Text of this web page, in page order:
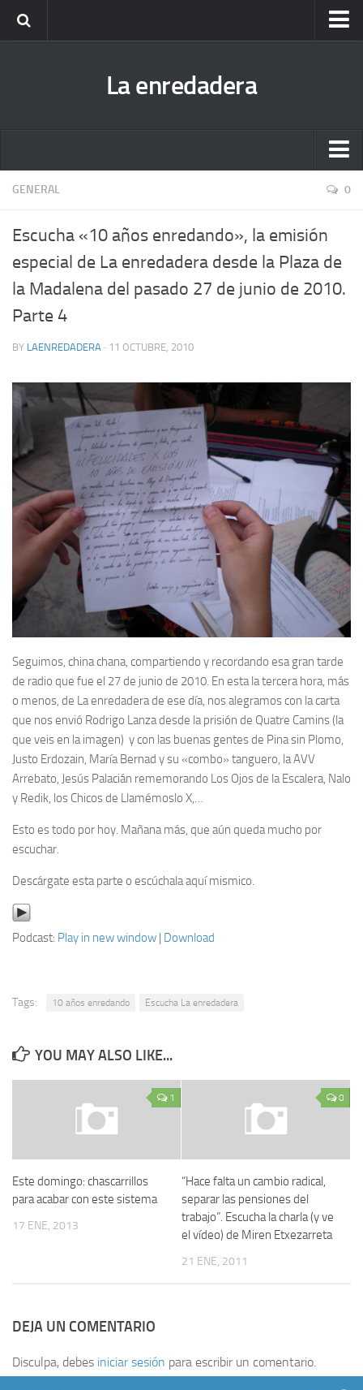
Fanzine Dibuja la Radio. Descárgatelo y ¡disfruta!
La enredadera
Escucha todas las enredaderas cuando quieras (podcast)
Antigua bitácora de La enredadera
Nuestra biblioteca hermana
GENERAL 0
Escucha «10 años enredando», la emisión
especial de La enredadera desde la Plaza de
la Madalena del pasado 27 de junio de 2010.
Parte 4
BY LAENREDADERA · 11 OCTUBRE, 2010
Seguimos, china chana, compartiendo y recordando esa gran tarde
de radio que fue el 27 de junio de 2010. En esta la tercera hora, más
o menos, de La enredadera de ese día, nos alegramos con la carta
que nos envió Rodrigo Lanza desde la prisión de Quatre Camins (la
que veis en la imagen) y con las buenas gentes de Pina sin Plomo,
Justo Erdozain, María Bernad y su «combo» tanguero, la AVV
Arrebato, Jesús Palacián rememorando Los Ojos de la Escalera, Nalo
y Redik, los Chicos de Llamémoslo X,…
Esto es todo por hoy. Mañana más, que aún queda mucho por
escuchar.
Descárgate esta parte o escúchala aquí mismico.
Podcast: Play in new window | Download
Tags: 10 años enredando Escucha La enredadera
YOU MAY ALSO LIKE...
1
Este domingo: chascarrillos
para acabar con este sistema
17 ENE, 2013
0
“Hace falta un cambio radical,
separar las pensiones del
trabajo”. Escucha la charla (y ve
el vídeo) de Miren Etxezarreta
21 ENE, 2011
DEJA UN COMENTARIO
Disculpa, debes iniciar sesión para escribir un comentario.